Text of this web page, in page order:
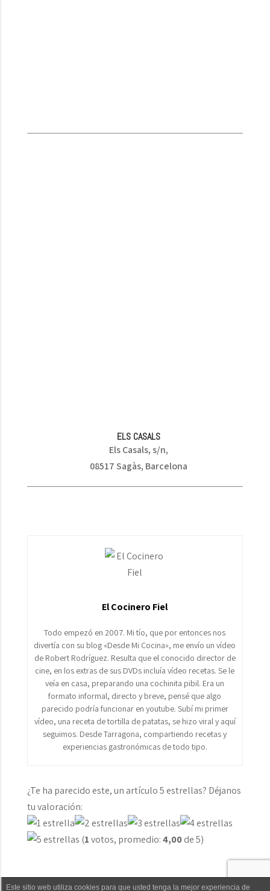
ELS CASALS
Els Casals, s/n,
08517 Sagàs, Barcelona
El Cocinero Fiel
Todo empezó en 2007. Mi tío, que por entonces nos
divertía con su blog «Desde Mi Cocina», me envío un vídeo
de Robert Rodríguez. Resulta que el conocido director de
cine, en los extras de sus DVDs incluía vídeo recetas. Se le
veía en casa, preparando una cochinita pibil. Era un
formato informal, directo y breve, pensé que algo
parecido podría funcionar en youtube. Subí mi primer
vídeo, una receta de tortilla de patatas, se hizo viral y aquí
seguimos. Desde Tarragona, compartiendo recetas y
experiencias gastronómicas de todo tipo.
¿Te ha parecido este, un artículo 5 estrellas? Déjanos
tu valoración:
(1votos, promedio:4,00de 5)
Este sitio web utiliza cookies para que usted tenga la mejor experiencia de